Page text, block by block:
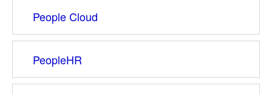
People Cloud
PeopleHR